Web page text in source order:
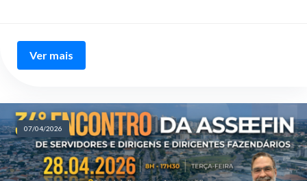
Ver mais
07/04/2026